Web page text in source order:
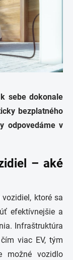
sebe dokonale
bezplatného
odpovedáme v
– aké
ktoré sa
efektívnejšie a
Infraštruktúra
viac EV, tým
možné vozidlo